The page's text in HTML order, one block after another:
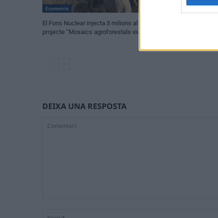
Economia
El Fons Nuclear injecta 3 milions al
projecte “Mosaics agroforestals vius”
temperatura de
DEIXA UNA RESPOSTA